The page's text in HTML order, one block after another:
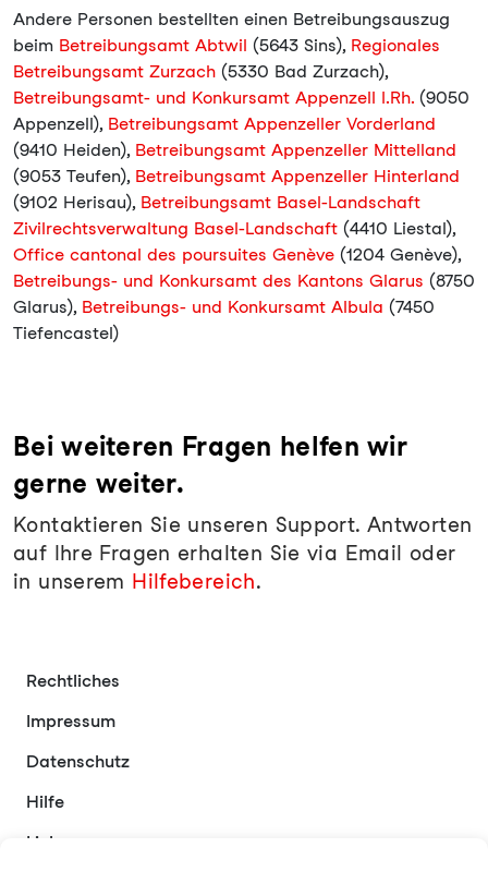
Andere Personen bestellten einen Betreibungsauszug
beim Betreibungsamt Abtwil (5643 Sins), Regionales
Betreibungsamt Zurzach (5330 Bad Zurzach),
Betreibungsamt- und Konkursamt Appenzell I.Rh. (9050
Appenzell), Betreibungsamt Appenzeller Vorderland
(9410 Heiden), Betreibungsamt Appenzeller Mittelland
(9053 Teufen), Betreibungsamt Appenzeller Hinterland
(9102 Herisau), Betreibungsamt Basel-Landschaft
Zivilrechtsverwaltung Basel-Landschaft (4410 Liestal),
Office cantonal des poursuites Genève (1204 Genève),
Betreibungs- und Konkursamt des Kantons Glarus (8750
Glarus), Betreibungs- und Konkursamt Albula (7450
Tiefencastel)
Bei weiteren Fragen helfen wir
gerne weiter.
Kontaktieren Sie unseren Support. Antworten
auf Ihre Fragen erhalten Sie via Email oder
in unserem Hilfebereich.
Rechtliches
Impressum
Datenschutz
Hilfe
Links